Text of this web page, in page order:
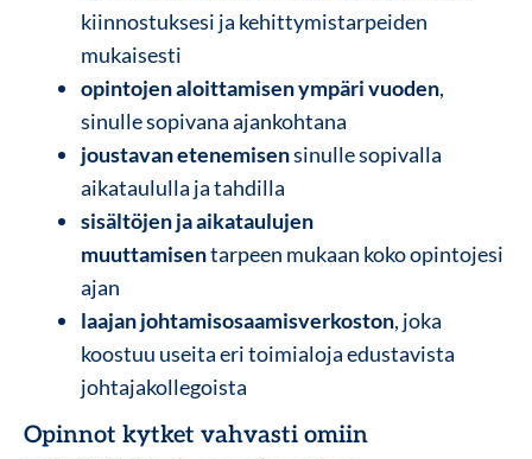
kiinnostuksesi ja kehittymistarpeiden
mukaisesti
opintojen aloittamisen ympäri vuoden,
sinulle sopivana ajankohtana
joustavan etenemisensinulle sopivalla
aikataululla ja tahdilla
sisältöjen ja aikataulujen
muuttamisentarpeen mukaan koko opintojesi
ajan
laajan johtamisosaamisverkoston, joka
koostuu useita eri toimialoja edustavista
johtajakollegoista
Opinnot kytket vahvasti omiin